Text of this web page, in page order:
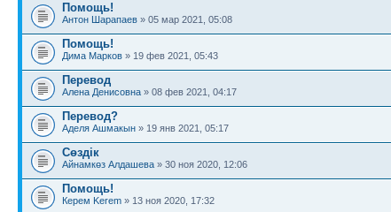
Помощь!
Антон Шарапаев » 05 мар 2021, 05:08
Помощь!
Дима Марков » 19 фев 2021, 05:43
Перевод
Алена Денисовна » 08 фев 2021, 04:17
Перевод?
Аделя Ашмакын » 19 янв 2021, 05:17
Сөздік
Айнамкөз Алдашева » 30 ноя 2020, 12:06
Помощь!
Керем Kerem » 13 ноя 2020, 17:32